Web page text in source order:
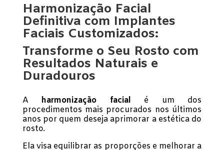
Harmonização Facial
Definitiva com Implantes
Faciais Customizados:
Transforme o Seu Rosto com
Resultados Naturais e
Duradouros
A harmonização facial é um dos
procedimentos mais procurados nos últimos
anos por quem deseja aprimorar a estética do
rosto.
Ela visa equilibrar as proporções e melhorar a